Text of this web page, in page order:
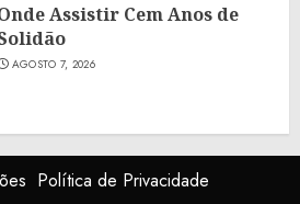
Assistir Cem Anos de
AGOSTO 7, 2026
Política de Privacidade